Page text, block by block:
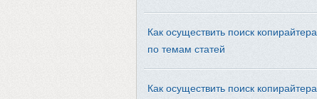
Как осуществить поиск копирайтера
по темам статей
Как осуществить поиск копирайтера